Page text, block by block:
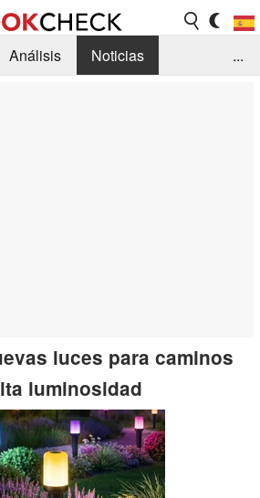
Análisis
Noticias
...
luces para caminos
luminosidad